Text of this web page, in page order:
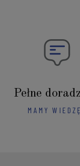
Pełne
MAMY